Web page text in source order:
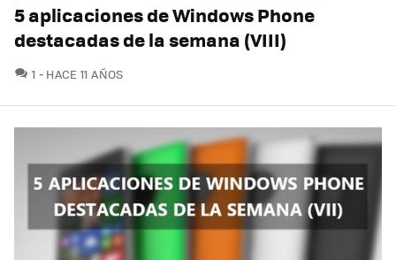
5 aplicaciones de Windows Phone
destacadas de la semana (VIII)
1 COMENTARIOS
HACE 11 AÑOS